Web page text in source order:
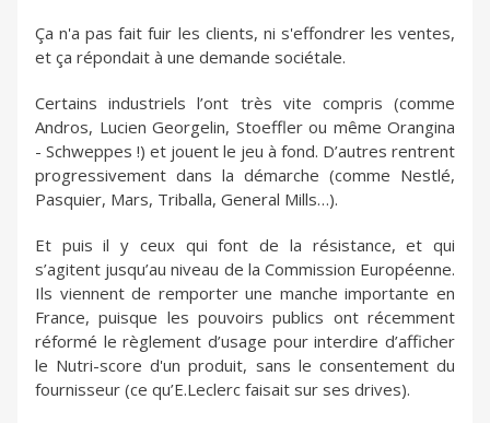
Ça n'a pas fait fuir les clients, ni s'effondrer les ventes,
et ça répondait à une demande sociétale.
Certains industriels l’ont très vite compris (comme
Andros, Lucien Georgelin, Stoeffler ou même Orangina
- Schweppes !) et jouent le jeu à fond. D’autres rentrent
progressivement dans la démarche (comme Nestlé,
Pasquier, Mars, Triballa, General Mills…).
Et puis il y ceux qui font de la résistance, et qui
s’agitent jusqu’au niveau de la Commission Européenne.
Ils viennent de remporter une manche importante en
France, puisque les pouvoirs publics ont récemment
réformé le règlement d’usage pour interdire d’afficher
le Nutri-score d'un produit, sans le consentement du
fournisseur (ce qu’E.Leclerc faisait sur ses drives).